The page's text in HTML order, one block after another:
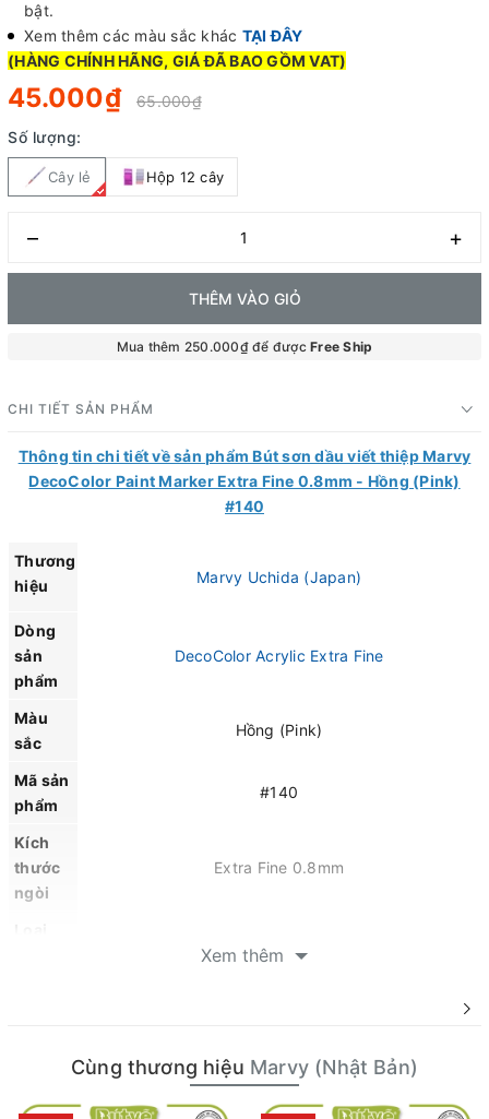
bật.
Xem thêm các màu sắc khác TẠI ĐÂY
(HÀNG CHÍNH HÃNG, GIÁ ĐÃ BAO GỒM VAT)
45.000₫
65.000₫
Số lượng:
Cây lẻ Hộp 12 cây
– +
THÊM VÀO GIỎ
Mua thêm 250.000₫ để đượcFree Ship
CHI TIẾT SẢN PHẨM
Thông tin chi tiết về sản phẩm Bút sơn dầu viết thiệp Marvy
DecoColor Paint Marker Extra Fine 0.8mm - Hồng (Pink)
#140
Thương
hiệu
Marvy Uchida (Japan)
Dòng
sản
phẩm
DecoColor Acrylic Extra Fine
Màu
sắc
Hồng (Pink)
Mã sản
phẩm
#140
Kích
thước
ngòi
Extra Fine 0.8mm
Mực Khô nhanh và chống ma sát tốt và có độ
Xem thêm
Cùng thương hiệu Marvy (Nhật Bản)